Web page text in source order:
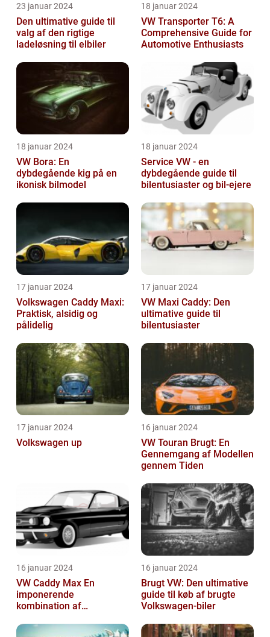
23 januar 2024
Den ultimative guide til
valg af den rigtige
ladeløsning til elbiler
18 januar 2024
VW Transporter T6: A
Comprehensive Guide for
Automotive Enthusiasts
18 januar 2024
VW Bora: En
dybdegående kig på en
ikonisk bilmodel
18 januar 2024
Service VW - en
dybdegående guide til
bilentusiaster og bil-ejere
17 januar 2024
Volkswagen Caddy Maxi:
Praktisk, alsidig og
pålidelig
17 januar 2024
VW Maxi Caddy: Den
ultimative guide til
bilentusiaster
17 januar 2024
Volkswagen up
16 januar 2024
VW Touran Brugt: En
Gennemgang af Modellen
gennem Tiden
16 januar 2024
VW Caddy Max En
imponerende
kombination af
og komfort
16 januar 2024
Brugt VW: Den ultimative
guide til køb af brugte
Volkswagen-biler